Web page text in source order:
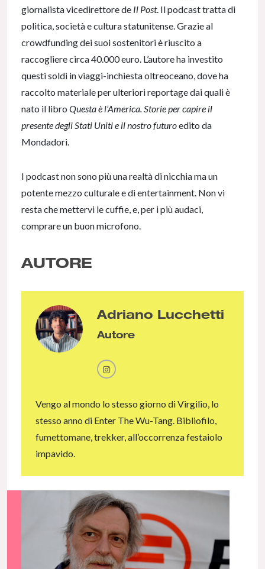
giornalista vicedirettore de Il Post. Il podcast tratta di
politica, società e cultura statunitense. Grazie al
crowdfunding dei suoi sostenitori è riuscito a
raccogliere circa 40.000 euro. L’autore ha investito
questi soldi in viaggi-inchiesta oltreoceano, dove ha
raccolto materiale per ulteriori reportage dai quali è
nato il libro Questa è l’America. Storie per capire il
presente degli Stati Uniti e il nostro futuroedito da
Mondadori.
I podcast non sono più una realtà di nicchia ma un
potente mezzo culturale e di entertainment. Non vi
resta che mettervi le cuffie, e, per i più audaci,
comprare un buon microfono.
AUTORE
Adriano Lucchetti
Autore
Vengo al mondo lo stesso giorno di Virgilio, lo
stesso anno di Enter The Wu-Tang. Bibliofilo,
fumettomane, trekker, all’occorrenza festaiolo
impavido.